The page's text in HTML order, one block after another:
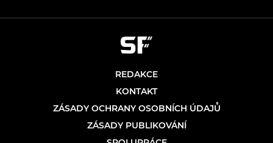
REDAKCE
KONTAKT
ZÁSADY OCHRANY OSOBNÍCH ÚDAJŮ
ZÁSADY PUBLIKOVÁNÍ